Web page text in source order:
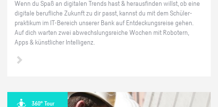
Wenn du Spaß an di­gi­ta­len Trends hast & her­aus­fin­den willst, ob eine
di­gi­ta­le be­ruf­li­che Zu­kunft zu dir passt, kannst du mit dem Schü­ler­
prak­ti­kum im IT-Be­reich un­se­rer Bank auf Ent­de­ckungs­rei­se gehen.
Auf dich war­ten zwei ab­wechs­lungs­rei­che Wo­chen mit Ro­bo­tern,
Apps & künst­li­cher In­tel­li­genz.
360° Tour